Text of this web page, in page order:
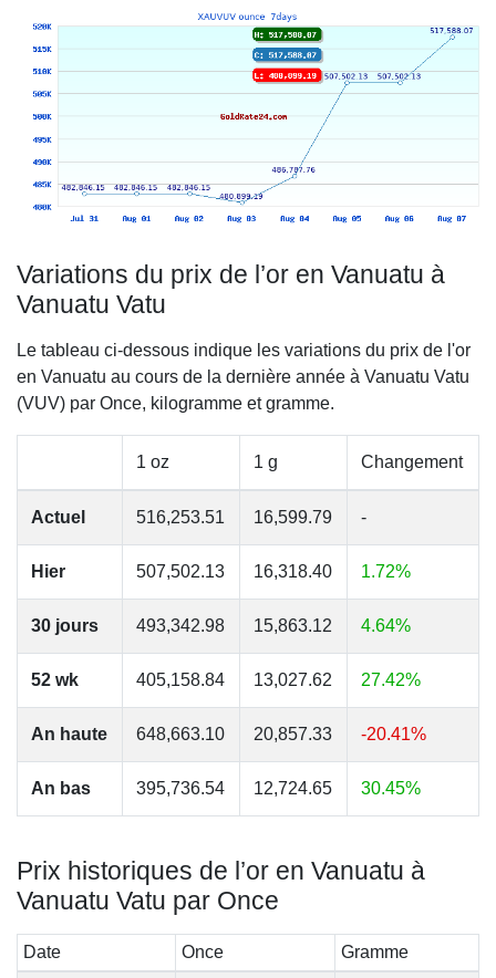
Variations du prix de l’or en Vanuatu à
Vanuatu Vatu
Le tableau ci-dessous indique les variations du prix de l'or
en Vanuatu au cours de la dernière année à Vanuatu Vatu
(VUV) par Once, kilogramme et gramme.
1 oz 1 g Changement
Actuel 516,253.51 16,599.79 -
Hier 507,502.13 16,318.40 1.72%
30 jours 493,342.98 15,863.12 4.64%
52 wk 405,158.84 13,027.62 27.42%
An haute 648,663.10 20,857.33 -20.41%
An bas 395,736.54 12,724.65 30.45%
Prix historiques de l’or en Vanuatu à
Vanuatu Vatu par Once
Date Once
Gramme